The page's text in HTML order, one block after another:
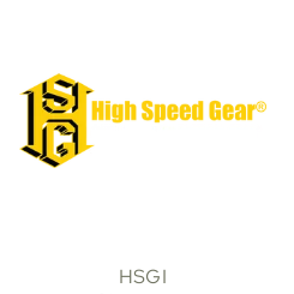
HSGI